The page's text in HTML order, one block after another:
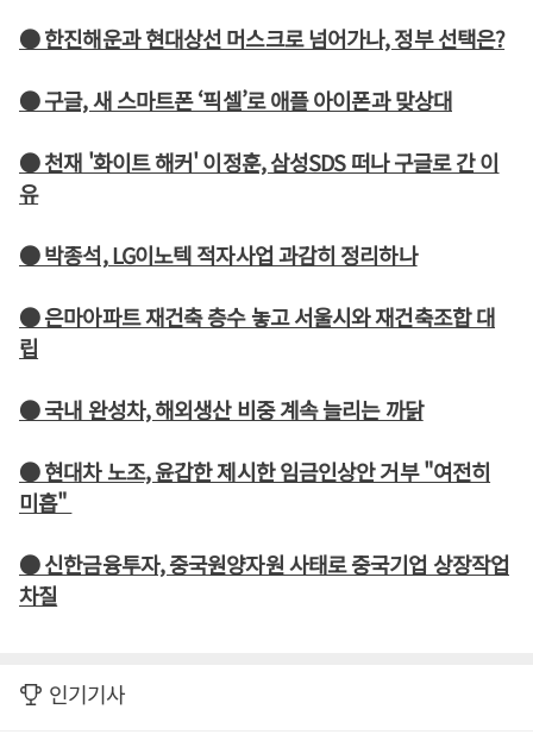
● 한진해운과 현대상선 머스크로 넘어가나, 정부 선택은?
● 구글, 새 스마트폰 ‘픽셀’로 애플 아이폰과 맞상대
● 천재 '화이트 해커' 이정훈, 삼성SDS 떠나 구글로 간 이
유
● 박종석, LG이노텍 적자사업 과감히 정리하나
● 은마아파트 재건축 층수 놓고 서울시와 재건축조합 대
립
● 국내 완성차, 해외생산 비중 계속 늘리는 까닭
● 현대차 노조, 윤갑한 제시한 임금인상안 거부 "여전히
미흡"
● 신한금융투자, 중국원양자원 사태로 중국기업 상장작업
차질
인기기사